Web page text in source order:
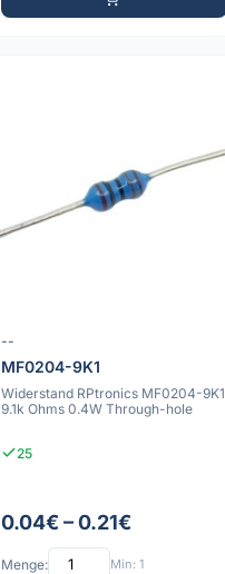
--
MF0204-9K1
Widerstand RPtronics MF0204-9K1
9.1k Ohms 0.4W Through-hole
25
0.04€ – 0.21€
Menge: Min: 1